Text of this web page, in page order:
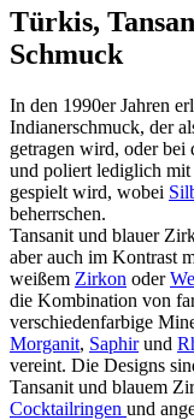
Türkis,
Schmuck
In den 1990er Jahren
Indianerschmuck, der
getragen wird, oder bei
und poliert lediglich mit
gespielt wird, wobei
beherrschen.
Tansanit und blauer
aber auch im Kontrast
weißem Zirkon oder
die Kombination von
verschiedenfarbige
Morganit, Saphirund
vereint. Die Designs
Tansanit und blauem
Cocktailringen und